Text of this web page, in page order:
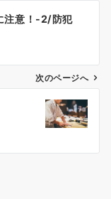
注意！-2/防犯
次のページへ